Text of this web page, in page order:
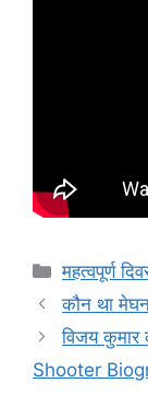
महत्वपूर्ण
कौन था
विजय
Shooter